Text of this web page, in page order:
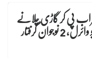
پی کر گاڑی چلانے
گرفتار